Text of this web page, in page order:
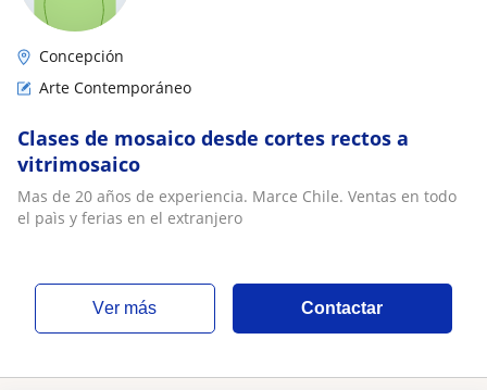
Concepción
Arte Contemporáneo
Clases de mosaico desde cortes rectos a
vitrimosaico
Mas de 20 años de experiencia. Marce Chile. Ventas en todo
el paìs y ferias en el extranjero
ver más Contactar